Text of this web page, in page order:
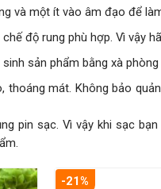
và một ít vào âm đạo để
độ rung phù hợp. Vì vậy
sản phẩm bằng xà
thoáng mát. Không bảo
pin sạc. Vì vậy khi sạc
-21%